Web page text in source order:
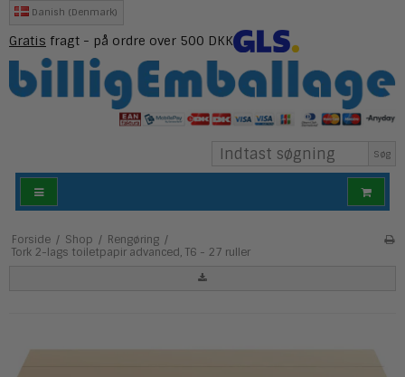
Danish (Denmark)
Gratis fragt - på ordre over 500 DKK
Søg
Forside / Shop / Rengøring /
Tork 2-lags toiletpapir advanced, T6 - 27 ruller